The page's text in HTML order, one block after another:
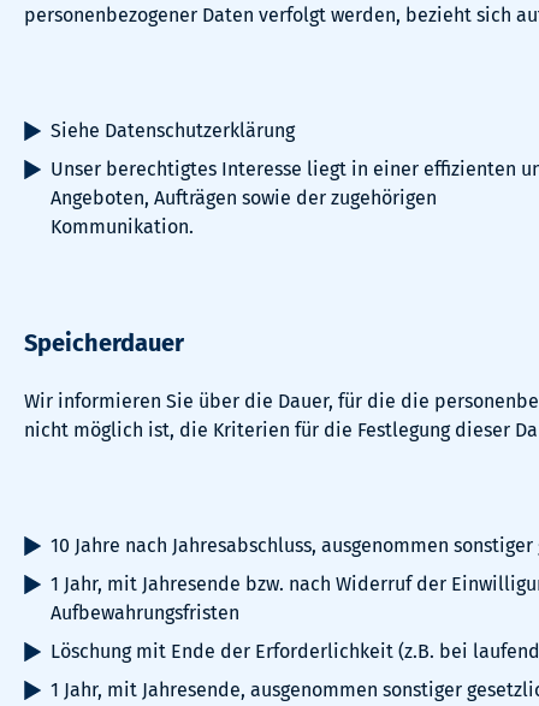
personenbezogener Daten verfolgt werden, bezieht sich auf
Siehe Datenschutzerklärung
Unser berechtigtes Interesse liegt in einer effizienten
Angeboten, Aufträgen sowie der zugehörigen
Kommunikation.
Speicherdauer
Wir informieren Sie über die Dauer, für die die
nicht möglich ist, die Kriterien für die Festlegung dieser
10 Jahre nach Jahresabschluss, ausgenommen
1 Jahr, mit Jahresende bzw. nach Widerruf der
Aufbewahrungsfristen
Löschung mit Ende der Erforderlichkeit (z.B. bei
1 Jahr, mit Jahresende, ausgenommen sonstiger